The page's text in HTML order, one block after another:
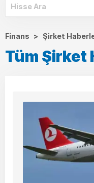
Finans > Şirket
Tüm Şirket